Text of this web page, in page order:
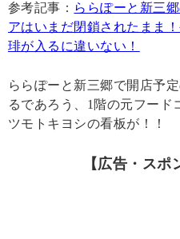
参考記事： ららぽーと新三
アはいまだ閉鎖されたまま
琲が入るに違いない！
ららぽーと新三郷で開店予
るであろう、1階の元フード
ツモトキヨシの看板が！！
【広告・スポ